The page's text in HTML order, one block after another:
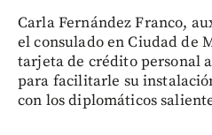
Carla Fernández Franco,
el consulado en Ciudad de
tarjeta de crédito personal
para facilitarle su
con los diplomáticos